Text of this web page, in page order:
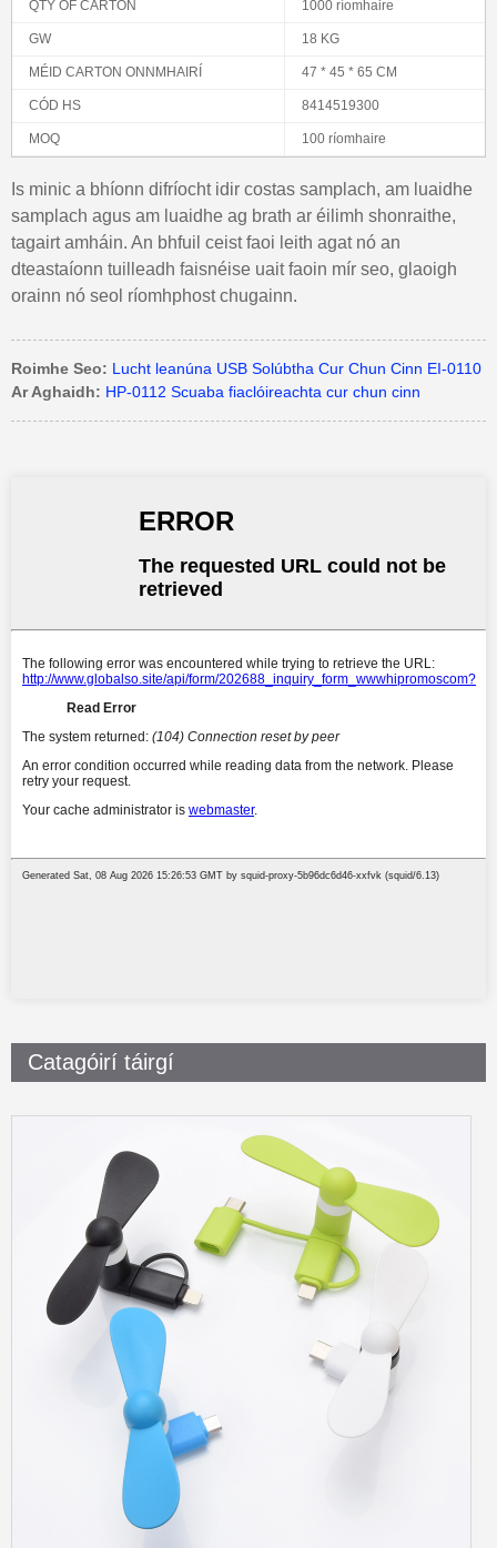
QTY OF CARTON 1000 ríomhaire
GW 18 KG
MÉID CARTON ONNMHAIRÍ 47 * 45 * 65 CM
CÓD HS 8414519300
MOQ 100 ríomhaire
Is minic a bhíonn difríocht idir costas samplach, am luaidhe
samplach agus am luaidhe ag brath ar éilimh shonraithe,
tagairt amháin. An bhfuil ceist faoi leith agat nó an
dteastaíonn tuilleadh faisnéise uait faoin mír seo, glaoigh
orainn nó seol ríomhphost chugainn.
Roimhe Seo: Lucht leanúna USB Solúbtha Cur Chun Cinn EI-0110
Ar Aghaidh: HP-0112 Scuaba fiaclóireachta cur chun cinn
Catagóirí táirgí